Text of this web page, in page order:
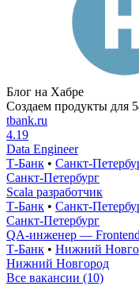
Блог на Хабре
Создаем продукты для
tbank.ru
4.19
Data Engineer
Т-Банк • Санкт-
Санкт-Петербург
Scala разработчик
Т-Банк • Санкт-
Санкт-Петербург
QA-инженер —
Т-Банк • Нижний
Нижний Новгород
Все вакансии (10)